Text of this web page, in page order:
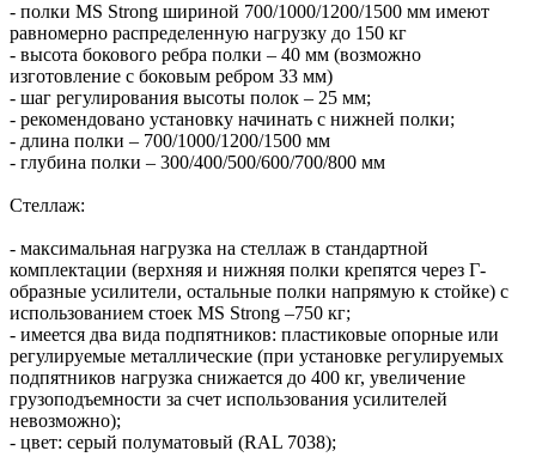
- полки MS Strong шириной 700/1000/1200/1500 мм имеют
равномерно распределенную нагрузку до 150 кг
- высота бокового ребра полки – 40 мм (возможно
изготовление с боковым ребром 33 мм)
- шаг регулирования высоты полок – 25 мм;
- рекомендовано установку начинать с нижней полки;
- длина полки – 700/1000/1200/1500 мм
- глубина полки – 300/400/500/600/700/800 мм
Стеллаж:
- максимальная нагрузка на стеллаж в стандартной
комплектации (верхняя и нижняя полки крепятся через Г-
образные усилители, остальные полки напрямую к стойке) с
использованием стоек MS Strong –750 кг;
- имеется два вида подпятников: пластиковые опорные или
регулируемые металлические (при установке регулируемых
подпятников нагрузка снижается до 400 кг, увеличение
грузоподъемности за счет использования усилителей
невозможно);
- цвет: серый полуматовый (RAL 7038);